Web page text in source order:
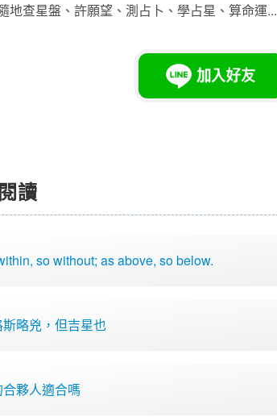
地查星盤、許願望、測占卜、學占星、算命運...
讀
so without; as above, so below.
斯略兇，但吉星也
夥人適合嗎